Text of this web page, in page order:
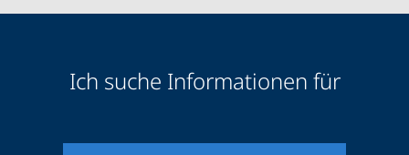
Zielgruppeninformationen
Ich suche Informationen für